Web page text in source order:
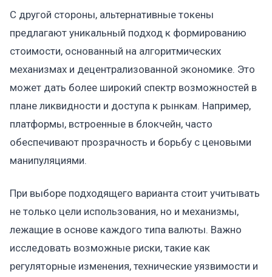
С другой стороны, альтернативные токены
предлагают уникальный подход к формированию
стоимости, основанный на алгоритмических
механизмах и децентрализованной экономике. Это
может дать более широкий спектр возможностей в
плане ликвидности и доступа к рынкам. Например,
платформы, встроенные в блокчейн, часто
обеспечивают прозрачность и борьбу с ценовыми
манипуляциями.
При выборе подходящего варианта стоит учитывать
не только цели использования, но и механизмы,
лежащие в основе каждого типа валюты. Важно
исследовать возможные риски, такие как
регуляторные изменения, технические уязвимости и